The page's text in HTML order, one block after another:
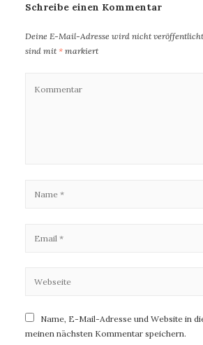
Schreibe einen Kommentar
Deine E-Mail-Adresse wird nicht
sind mit* markiert
Name, E-Mail-Adresse und Website in
meinen nächsten Kommentar speichern.